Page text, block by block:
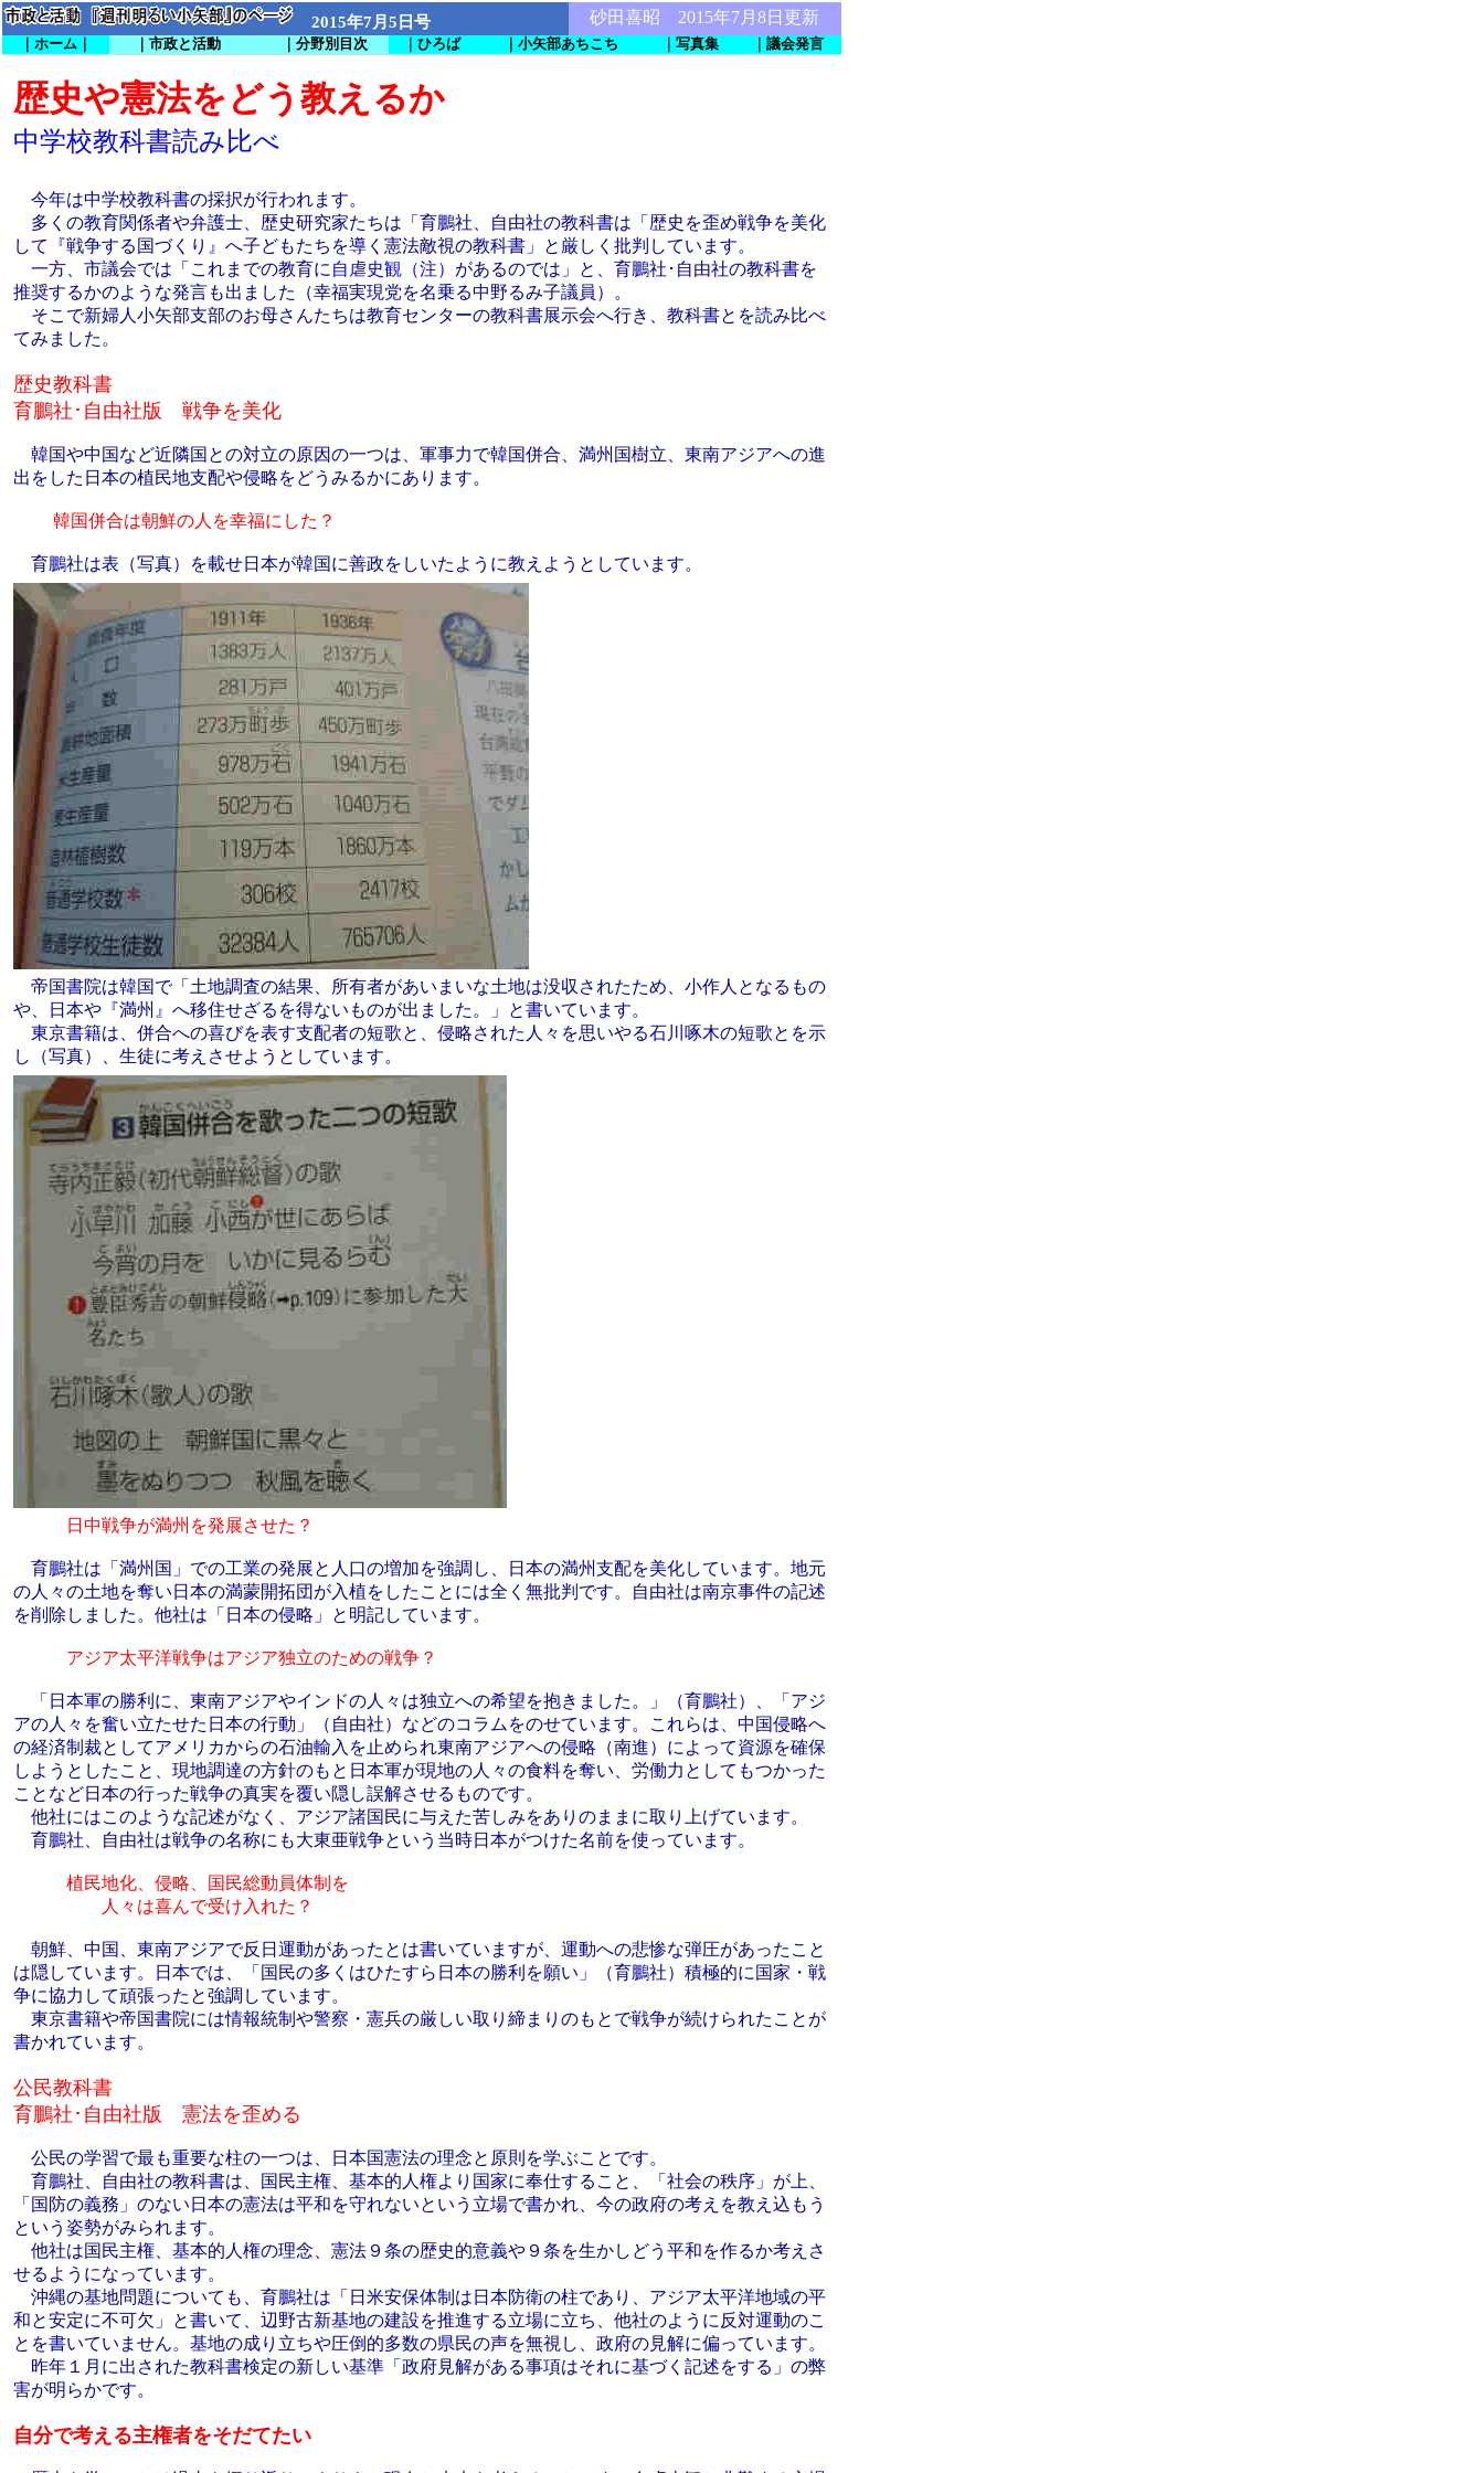
2015年7月5日号 砂田喜昭 2015年7月8日更新
｜ホーム｜ ｜市政と活動 ｜分野別目次 ｜ひろば ｜小矢部あちこち ｜写真集 ｜議会発言
歴史や憲法をどう教えるか
中学校教科書読み比べ
今年は中学校教科書の採択が行われます。
多くの教育関係者や弁護士、歴史研究家たちは「育鵬社、自由社の教科書は「歴史を歪め戦争を美化
して『戦争する国づくり』へ子どもたちを導く憲法敵視の教科書」と厳しく批判しています。
一方、市議会では「これまでの教育に 自虐史観（注） があるのでは」と、育鵬社･自由社の教科書を
推奨するかのような発言も出ました（幸福実現党を名乗る中野るみ子議員）。
そこで新婦人小矢部支部のお母さんたちは教育センターの教科書展示会へ行き、教科書とを読み比べ
てみました。
歴史教科書
育鵬社･自由社版 戦争を美化
韓国や中国など近隣国との対立の原因の一つは、軍事力で韓国併合、満州国樹立、東南アジアへの進
出をした日本の植民地支配や侵略をどうみるかにあります。
韓国併合は朝鮮の人を幸福にした？
育鵬社は表（写真）を載せ日本が韓国に善政をしいたように教えようとしています。
帝国書院は韓国で「土地調査の結果、所有者があいまいな土地は没収されたため、小作人となるもの
や、日本や『満州』へ移住せざるを得ないものが出ました。」と書いています。
東京書籍は、併合への喜びを表す支配者の短歌と、侵略された人々を思いやる石川啄木の短歌とを示
し（写真）、生徒に考えさせようとしています。
日中戦争が満州を発展させた？
育鵬社は「満州国」での工業の発展と人口の増加を強調し、日本の満州支配を美化しています。地元
の人々の土地を奪い日本の満蒙開拓団が入植をしたことには全く無批判です。自由社は南京事件の記述
を削除しました。他社は「日本の侵略」と明記しています。
アジア太平洋戦争はアジア独立のための戦争？
「日本軍の勝利に、東南アジアやインドの人々は独立への希望を抱きました。」（育鵬社）、「アジ
アの人々を奮い立たせた日本の行動」（自由社）などのコラムをのせています。これらは、中国侵略へ
の経済制裁としてアメリカからの石油輸入を止められ東南アジアへの侵略（南進）によって資源を確保
しようとしたこと、現地調達の方針のもと日本軍が現地の人々の食料を奪い、労働力としてもつかった
ことなど日本の行った戦争の真実を覆い隠し誤解させるものです。
他社にはこのような記述がなく、アジア諸国民に与えた苦しみをありのままに取り上げています。
育鵬社、自由社は戦争の名称にも大東亜戦争という当時日本がつけた名前を使っています。
植民地化、侵略、国民総動員体制を
人々は喜んで受け入れた？
朝鮮、中国、東南アジアで反日運動があったとは書いていますが、運動への悲惨な弾圧があったこと
は隠しています。日本では、「国民の多くはひたすら日本の勝利を願い」（育鵬社）積極的に国家・戦
争に協力して頑張ったと強調しています。
東京書籍や帝国書院には情報統制や警察・憲兵の厳しい取り締まりのもとで戦争が続けられたことが
書かれています。
公民教科書
育鵬社･自由社版 憲法を歪める
公民の学習で最も重要な柱の一つは、日本国憲法の理念と原則を学ぶことです。
育鵬社、自由社の教科書は、国民主権、基本的人権より国家に奉仕すること、「社会の秩序」が上、
「国防の義務」のない日本の憲法は平和を守れないという立場で書かれ、今の政府の考えを教え込もう
という姿勢がみられます。
他社は国民主権、基本的人権の理念、憲法９条の歴史的意義や９条を生かしどう平和を作るか考えさ
せるようになっています。
沖縄の基地問題についても、育鵬社は「日米安保体制は日本防衛の柱であり、アジア太平洋地域の平
和と安定に不可欠」と書いて、辺野古新基地の建設を推進する立場に立ち、他社のように反対運動のこ
とを書いていません。基地の成り立ちや圧倒的多数の県民の声を無視し、政府の見解に偏っています。
昨年１月に出された教科書検定の新しい基準「政府見解がある事項はそれに基づく記述をする」の弊
害が明らかです。
自分で考える主権者をそだてたい